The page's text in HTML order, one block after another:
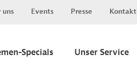
uns Events Presse Kontakt
Specials Unser Service